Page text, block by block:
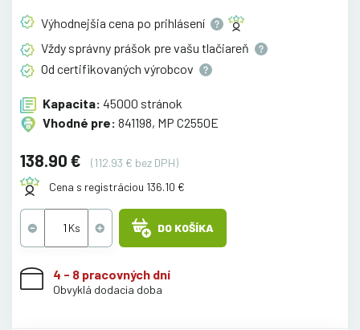
Výhodnejšia cena po prihlásení
Vždy správny prášok pre vašu tlačiareň
Od certifikovaných výrobcov
Kapacita: 45000 stránok
Vhodné pre: 841198, MP C2550E
138.90 €
(112.93 € bez DPH)
Cena s registráciou 136.10 €
DO KOŠÍKA
4 - 8 pracovných dní
Obvyklá dodacia doba